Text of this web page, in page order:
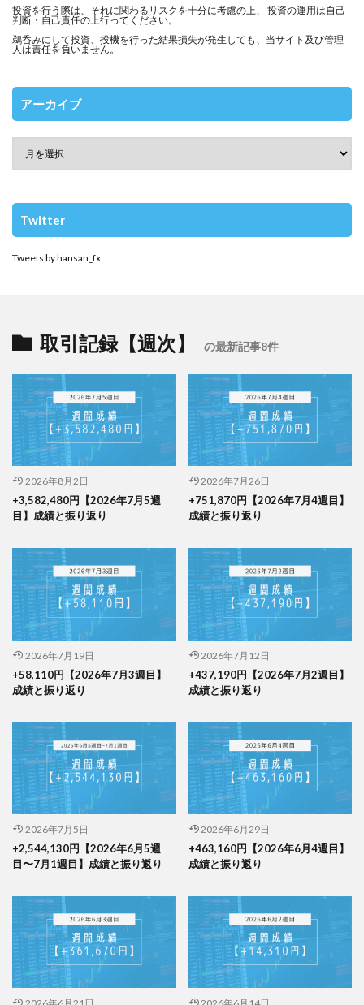
投資を行う際は、それに関わるリスクを十分に考慮の上、 投資の運用は自己
判断・自己責任の上行ってください。
鵜呑みにして投資、投機を行った結果損失が発生しても、当サイト及び管理
人は責任を負いません。
アーカイブ
Twitter
Tweets by hansan_fx
取引記録【週次】 の最新記事8件
2026年8月2日
+3,582,480円【2026年7月5週
目】成績と振り返り
2026年7月26日
+751,870円【2026年7月4週目】
成績と振り返り
2026年7月19日
+58,110円【2026年7月3週目】
成績と振り返り
2026年7月12日
+437,190円【2026年7月2週目】
成績と振り返り
2026年7月5日
+2,544,130円【2026年6月5週
目〜7月1週目】成績と振り返り
2026年6月29日
+463,160円【2026年6月4週目】
成績と振り返り